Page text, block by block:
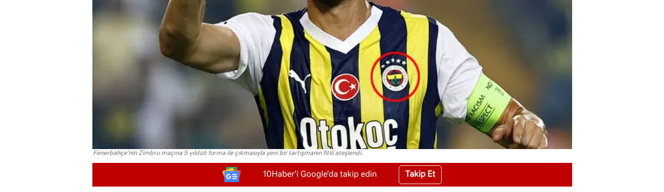
Fenerbahçe'nin Zimbru maçına 5 yıldızlı forma ile çıkmasıyla yeni bir tartışmanın fitili ateşlendi.
10Haber'i Google'da takip edin Takip Et